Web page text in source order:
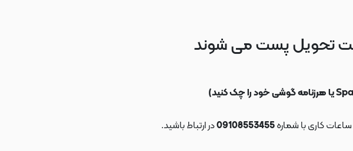
تحویل پست می شوند
کاری با شماره در ارتباط باشید.